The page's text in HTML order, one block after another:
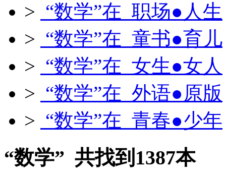
> “数学”在 职场●人生
> “数学”在 童书●育儿
> “数学”在 女生●女人
> “数学”在 外语●原版
> “数学”在 青春●少年
“数学” 共找到1387本